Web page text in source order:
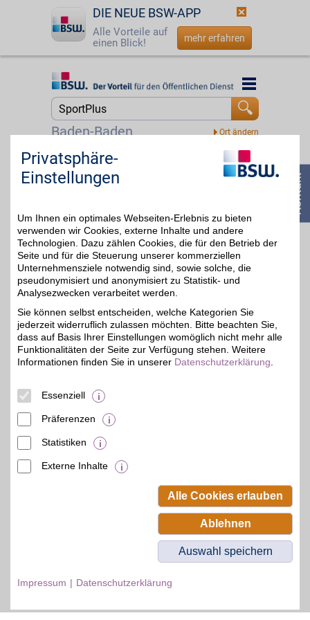
DIE NEUE BSW-APP
Alle Vorteile auf
einen Blick!
mehr erfahren
Startseite
Jetzt BSW-Mitglied werden
☎ 0800 - 279 25 82
Baden-Baden
Startseite
BestChoice sport&hobby Gutschein
Zeit für Bewegung und
bis zu entspannten
Freizeitideen bietet dieser
Gutschein viele
Möglichkeiten für mehr
Abwechslung im Alltag.
Ideal, um Neues zu
entdecken. Mit BSW-
Vorteil sparen.
Zum Partnerprofil
Beamten-Selbsthilfewerk GmbH.
Alle Rechte vorbehalten.
Privatsphäre-
Einstellungen
Um Ihnen ein optimales Webseiten-Erlebnis zu bieten
verwenden wir Cookies, externe Inhalte und andere
Technologien. Dazu zählen Cookies, die für den Betrieb der
Seite und für die Steuerung unserer kommerziellen
Unternehmensziele notwendig sind, sowie solche, die
pseudonymisiert und anonymisiert zu Statistik- und
Analysezwecken verarbeitet werden.
Sie können selbst entscheiden, welche Kategorien Sie
jederzeit widerruflich zulassen möchten. Bitte beachten Sie,
dass auf Basis Ihrer Einstellungen womöglich nicht mehr alle
Funktionalitäten der Seite zur Verfügung stehen. Weitere
Informationen finden Sie in unserer Datenschutzerklärung
Essenziell
Präferenzen
Statistiken
Externe Inhalte
Alle Cookies erlauben
Ablehnen
Auswahl speichern
Impressum Datenschutzerklärung